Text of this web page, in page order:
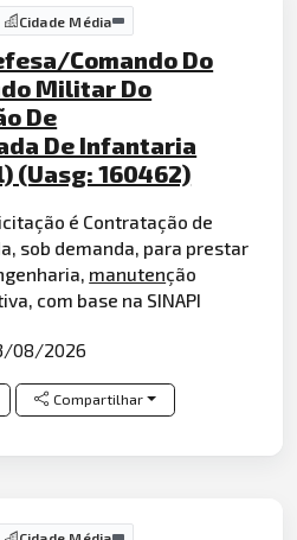
Cidade Média
Comando Do
Militar Do
De
De Infantaria
(Uasg: 160462)
é Contratação de
sob demanda, para prestar
manutenção
com base na SINAPI
08/2026
Compartilhar